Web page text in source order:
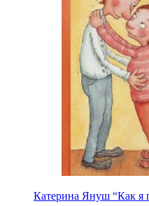
Катерина Януш “Как я